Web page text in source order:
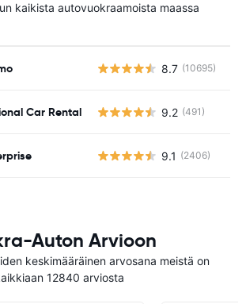
kaikista autovuokraamoista maassa
8.7 (10695)
Car Rental 9.2 (491)
9.1 (2406)
Auton Arvioon
keskimääräinen arvosana meistä on
12840 arviosta